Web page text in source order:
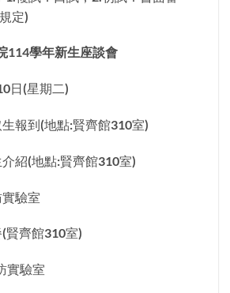
定)
114學年新生座談會
日(星期二)
報到(地點:賢齊館310室)
紹(地點:賢齊館310室)
驗室
賢齊館310室)
實驗室